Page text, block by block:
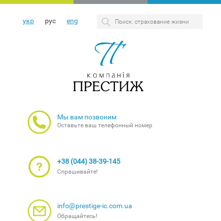
укр рус eng
Мы вам позвоним
Оставьте ваш телефонный номер
+38 (044) 38-39-145
Спрашивайте!
info@prestige-ic.com.ua
Обращайтесь!